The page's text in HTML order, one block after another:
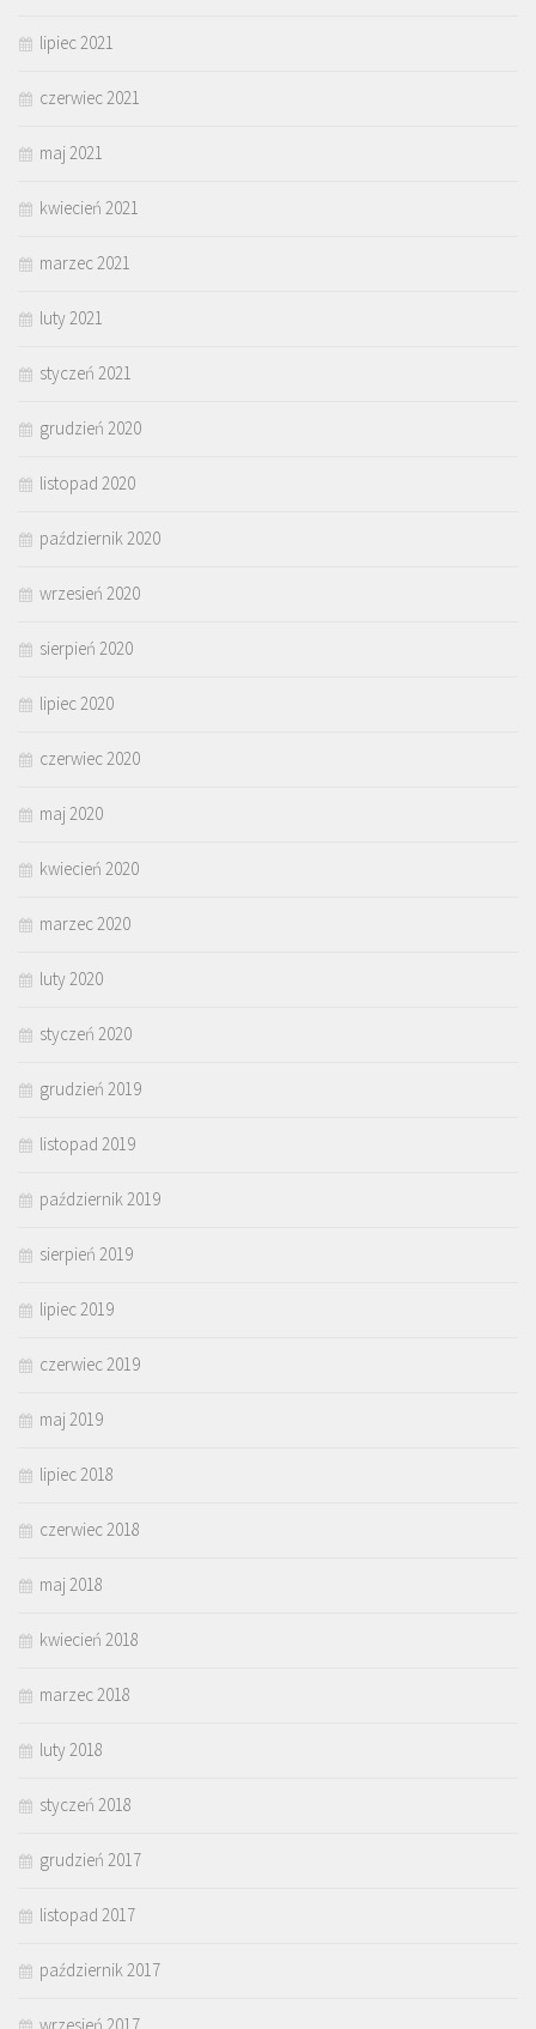
lipiec 2021
czerwiec 2021
maj 2021
kwiecień 2021
marzec 2021
luty 2021
styczeń 2021
grudzień 2020
listopad 2020
październik 2020
wrzesień 2020
sierpień 2020
lipiec 2020
czerwiec 2020
maj 2020
kwiecień 2020
marzec 2020
luty 2020
styczeń 2020
grudzień 2019
listopad 2019
październik 2019
sierpień 2019
lipiec 2019
czerwiec 2019
maj 2019
lipiec 2018
czerwiec 2018
maj 2018
kwiecień 2018
marzec 2018
luty 2018
styczeń 2018
grudzień 2017
listopad 2017
październik 2017
wrzesień 2017